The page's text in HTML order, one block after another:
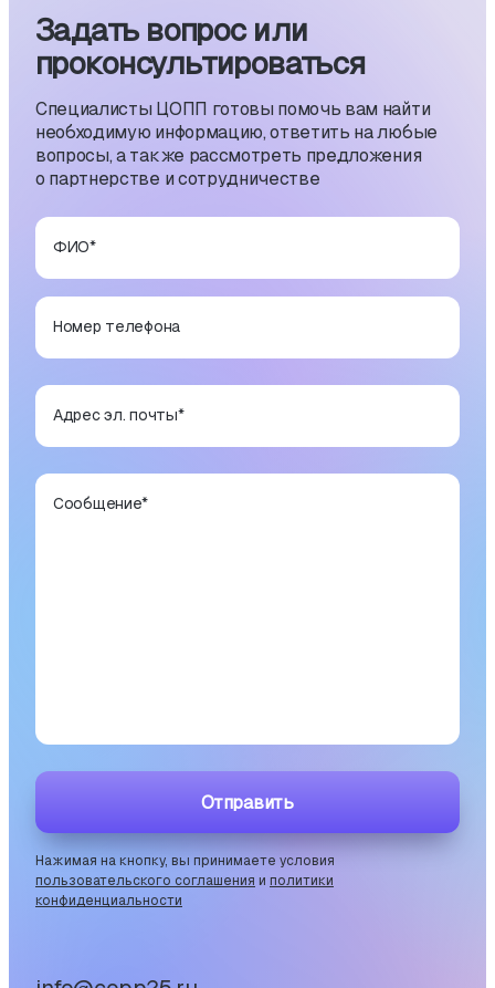
Задать вопрос или
проконсуль­тиро­ваться
Специалисты ЦОПП готовы помочь вам найти
необходимую информацию, ответить на любые
вопросы, а также рассмотреть предложения
о партнерстве и сотрудничестве
ФИО*
Номер телефона
Адрес эл. почты*
Сообщение*
Отправить
Нажимая на кнопку, вы принимаете условия
пользовательского соглашения и политики
конфиденциальности